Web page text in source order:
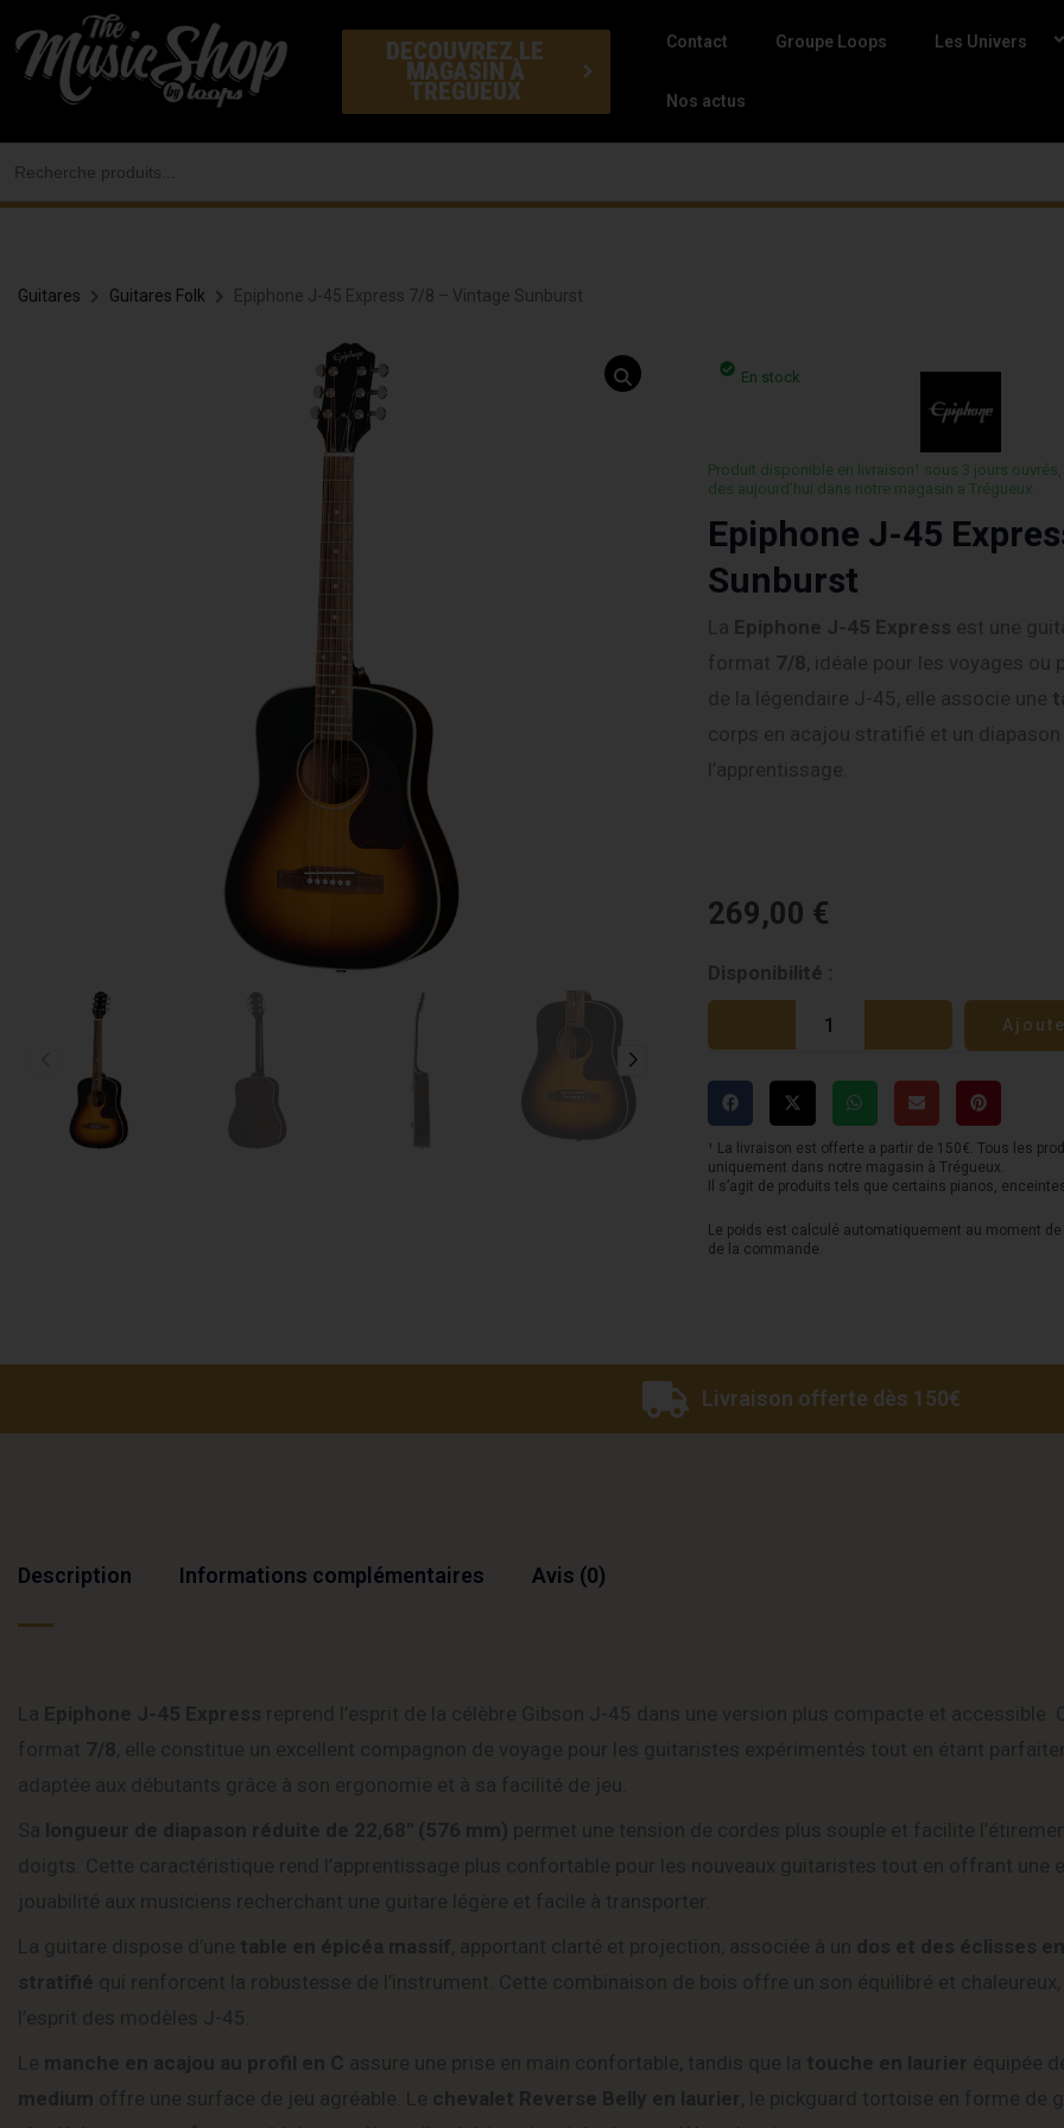
au
contenu
DECOUVREZ LE
MAGASIN À
TREGUEUX
Contact Groupe Loops Les Univers
Nos actus
Guitares Guitares Folk Epiphone J-45 Express 7/8 – Vintage Sunburst
En stock
Produit disponible en livraison¹ sous 3 jours
des aujourd’hui dans notre magasin a Trégueux.
Epiphone J-45
Sunburst
La Epiphone J-45 Express est une
format 7/8, idéale pour les voyages ou
de la légendaire J-45, elle associe une
corps en acajou stratifié et un
l’apprentissage.
269,00 €
Disponibilité :
quantité
de
J-
45
Express
7/8
Vintage
¹ La livraison est offerte a partir de 150€. Tous les
uniquement dans notre magasin à Trégueux.
Il s’agit de produits tels que certains pianos,
Le poids est calculé automatiquement au moment
de la commande.
Livraison offerte dès 150€
Description Informations complémentaires Avis (0)